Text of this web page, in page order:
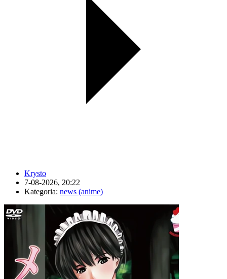
Krysto
7-08-2026, 20:22
Kategoria: news (anime)